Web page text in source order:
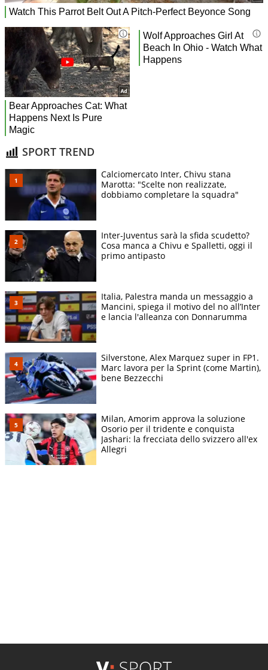
SPORT TREND
Calciomercato Inter, Chivu stana
Marotta: "Scelte non realizzate,
dobbiamo completare la squadra"
Inter-Juventus sarà la sfida scudetto?
Cosa manca a Chivu e Spalletti, oggi il
primo antipasto
Italia, Palestra manda un messaggio a
Mancini, spiega il motivo del no all’Inter
e lancia l'alleanza con Donnarumma
Silverstone, Alex Marquez super in FP1.
Marc lavora per la Sprint (come Martin),
bene Bezzecchi
Milan, Amorim approva la soluzione
Osorio per il tridente e conquista
Jashari: la frecciata dello svizzero all'ex
Allegri